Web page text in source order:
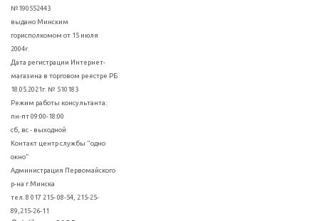
№190552443
выдано Минским
горисполкомом от 15 июля
2004г.
Дата регистрации Интернет-
магазина в торговом реестре РБ
18.05.2021г. № 510183
Режим работы консультанта:
пн-пт 09:00-18:00
сб, вс - выходной
Контакт центр службы "одно
окно"
Администрация Первомайского
р-на г.Минска
тел. 8 017 215- 08-54, 215-25-
89,215-26-11